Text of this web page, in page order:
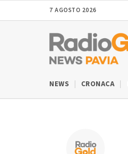
7 AGOSTO 2026
NEWS CRONACA